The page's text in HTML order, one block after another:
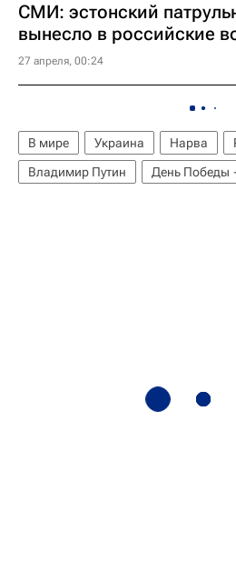
СМИ: эстонский
вынесло в российские
27 апреля, 00:24
В мире Украина Нарва
Владимир Путин
День Победы